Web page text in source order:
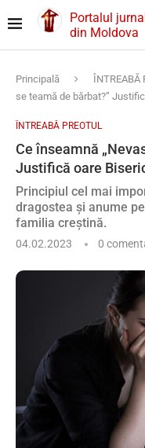
Portalul
din Moldova
Principală ÎNTREABĂ
se teamă de bărbat?”
ÎNTREABĂ PREOTUL
Ce înseamnă
Justifică oare
Principiul cel mai
dragostea și anume
familia creștină.
04.02.2023 0